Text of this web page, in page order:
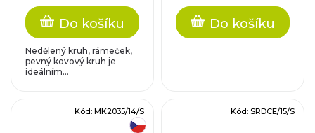
Do košíku
Nedělený kruh, rámeček,
pevný kovový kruh je
ideálním...
Do košíku
Kód: MK2035/14/S Kód: SRDCE/15/S